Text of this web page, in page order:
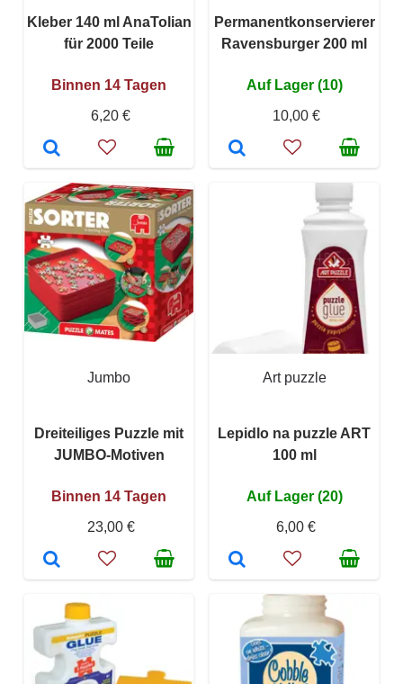
Kleber 140 ml AnaTolian
für 2000 Teile
Binnen 14 Tagen
6,20 €
Permanentkonservierer
Ravensburger 200 ml
Auf Lager (10)
10,00 €
Jumbo
Dreiteiliges Puzzle mit
JUMBO-Motiven
Binnen 14 Tagen
23,00 €
Art puzzle
Lepidlo na puzzle ART
100 ml
Auf Lager (20)
6,00 €